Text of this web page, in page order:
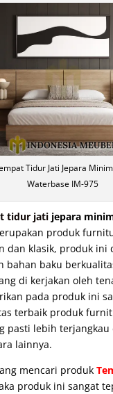
Tidur Jati Jepara
Waterbase IM-975
tidur jatijepara
produk
dan klasik, produk ini
bahan baku
di kerjakan oleh
pada produk ini
terbaik produk
pasti lebih
lainnya.
mencari produk
produk ini sangat